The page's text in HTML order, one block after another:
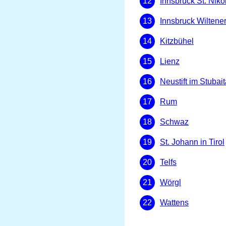
Innsbruck
Kitzbühel
Lienz
Neustift im
Rum
Schwaz
St. Johann in Tirol
Telfs
Wörgl
Wattens